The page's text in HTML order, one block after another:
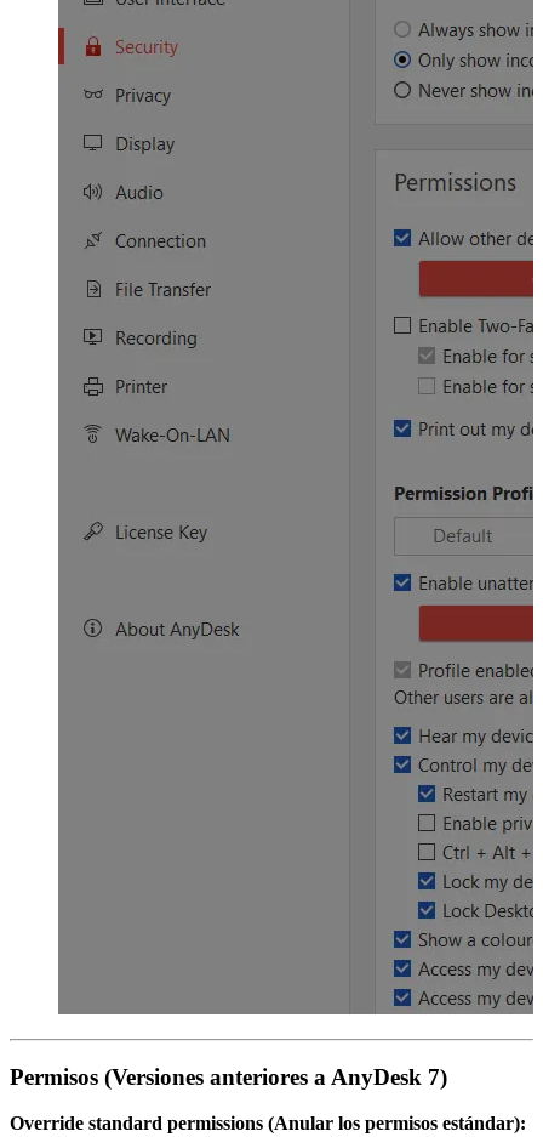
Permisos (Versiones anteriores a AnyDesk 7)
Override standard permissions (Anular los permisos estándar):